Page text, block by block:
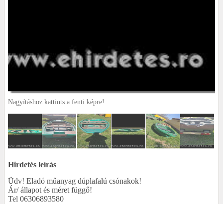
Nagyításhoz kattints a fenti képre!
Hirdetés leírás
Üdv! Eladó műanyag dúplafalú csónakok!
Ár/ állapot és méret függő!
Tel 06306893580